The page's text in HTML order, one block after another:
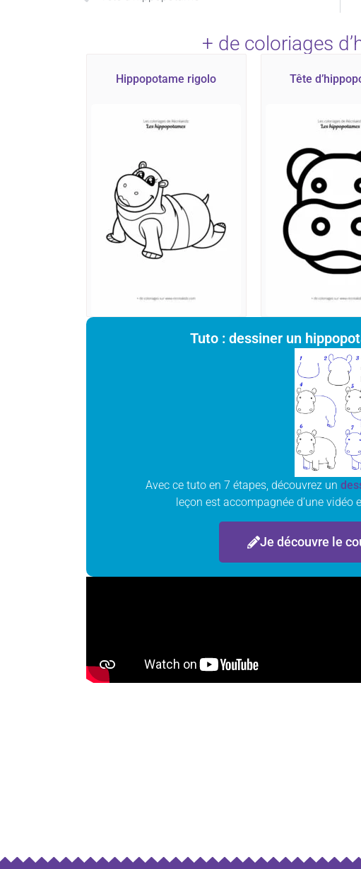
+ de coloriages
Hippopotame rigolo Tête
Tuto : dessiner un
Avec ce tuto en 7 étapes, découvrez un
leçon est accompagnée d’une vidéo
Je découvre le